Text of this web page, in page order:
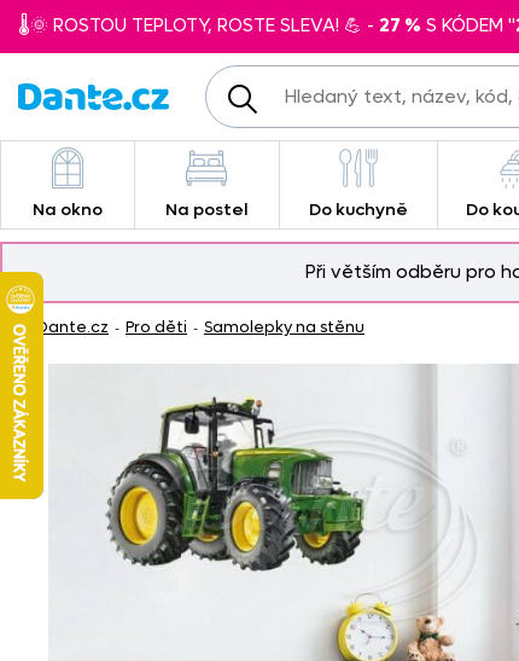
🌡️🌞 ROSTOU TEPLOTY, ROSTE SLEVA! 💪 - 27 % S KÓDEM "
Na okno Na postel Do kuchyně Do
Při větším odběru pro
Dante.cz - Pro děti - Samolepky na stěnu